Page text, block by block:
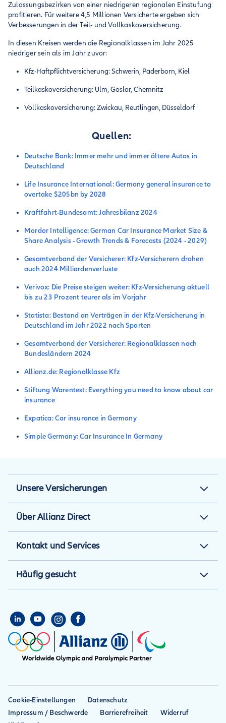
Zulassungsbezirken von einer niedrigeren regionalen Einstufung
profitieren. Für weitere 4,5 Millionen Versicherte ergeben sich
Verbesserungen in der Teil- und Vollkaskoversicherung.
In diesen Kreisen werden die Regionalklassen im Jahr 2025
niedriger sein als im Jahr zuvor:
Kfz-Haftpflichtversicherung: Schwerin, Paderborn, Kiel
Teilkaskoversicherung: Ulm, Goslar, Chemnitz
Vollkaskoversicherung: Zwickau, Reutlingen, Düsseldorf
Quellen:
Deutsche Bank: Immer mehr und immer ältere Autos in
Deutschland
Life Insurance International: Germany general insurance to
overtake $205bn by 2028
Kraftfahrt-Bundesamt: Jahresbilanz 2024
Mordor Intelligence: German Car Insurance Market Size &
Share Analysis - Growth Trends & Forecasts (2024 - 2029)
Gesamtverband der Versicherer: Kfz-Versicherern drohen
auch 2024 Milliardenverluste
Verivox: Die Preise steigen weiter: Kfz-Versicherung aktuell
bis zu 23 Prozent teurer als im Vorjahr
Statista: Bestand an Verträgen in der Kfz-Versicherung in
Deutschland im Jahr 2022 nach Sparten
Gesamtverband der Versicherer: Regionalklassen nach
Bundesländern 2024
Allianz.de: Regional­klasse Kfz
Stiftung Warentest: Everything you need to know about car
insurance
Expatica: Car insurance in Germany
Simple Germany: Car Insurance In Germany
Unsere Versicherungen
Kfz-Versicherung
Motorradversicherung
Reiseversicherung
Reiserücktrittsversicherung
Auslandskrankenversicherung
Private
Haftpflichtversicherung
Hausratversicherung
Über Allianz Direct
Über uns
Karriere
Presse
Kontakt und Services
Mein Account
Häufige Fragen
Freunde werben
Häufig gesucht
Teilkasko
Vollkasko
Kfz-Haftpflicht
Reiseunfall
Cookie-Einstellungen
Datenschutz
Impressum / Beschwerde
Barrierefreiheit
Widerruf